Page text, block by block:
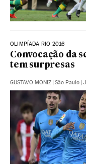
OLIMPÍADA RIO 2016
Convocação da
tem surpresas
GUSTAVO MONIZ São Paulo